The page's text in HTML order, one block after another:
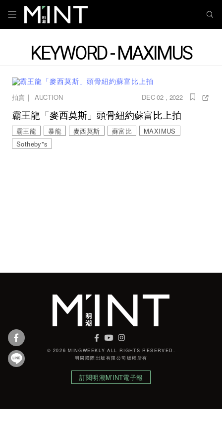
KEYWORD - MAXIMUS
拍賣｜ AUCTION DEC 02 , 2022
霸王龍「麥西莫斯」頭骨紐約蘇富比上拍
霸王龍 暴龍 麥西莫斯 蘇富比
MAXIMUS
Sotheby''s
© 2026 MINGWEEKLY ALL RIGHTS RESERVED.
明周國際岀版有限公司版權所有
訂閱明潮M’INT電子報